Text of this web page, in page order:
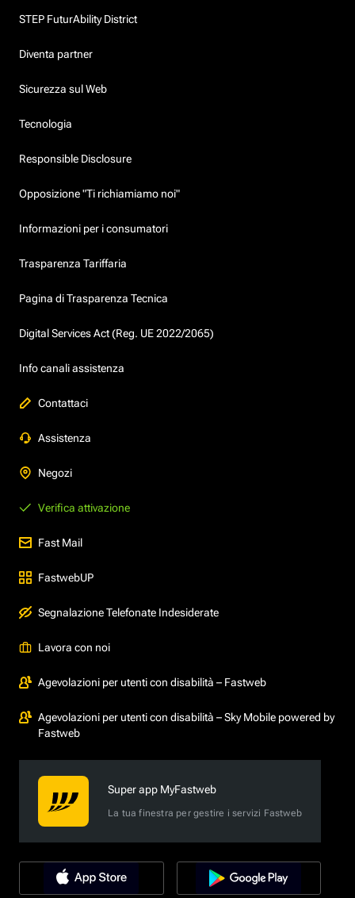
STEP FuturAbility District
Diventa partner
Sicurezza sul Web
Tecnologia
Responsible Disclosure
Opposizione "Ti richiamiamo noi"
Informazioni per i consumatori
Trasparenza Tariffaria
Pagina di Trasparenza Tecnica
Digital Services Act (Reg. UE 2022/2065)
Info canali assistenza
Contattaci
Assistenza
Negozi
Verifica attivazione
Fast Mail
FastwebUP
Segnalazione Telefonate Indesiderate
Lavora con noi
Agevolazioni per utenti con disabilità – Fastweb
Agevolazioni per utenti con disabilità – Sky Mobile powered by
Fastweb
Super app MyFastweb
La tua finestra per gestire i servizi Fastweb